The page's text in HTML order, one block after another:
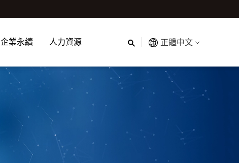
企業永續 人力資源 正體中文